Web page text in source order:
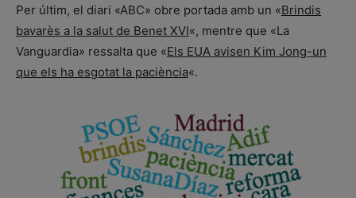
Per últim, el diari «ABC» obre portada amb un «Brindis
bavarès a la salut de Benet XVI«, mentre que «La
Vanguardia» ressalta que «Els EUA avisen Kim Jong-un
que els ha esgotat la paciència«.